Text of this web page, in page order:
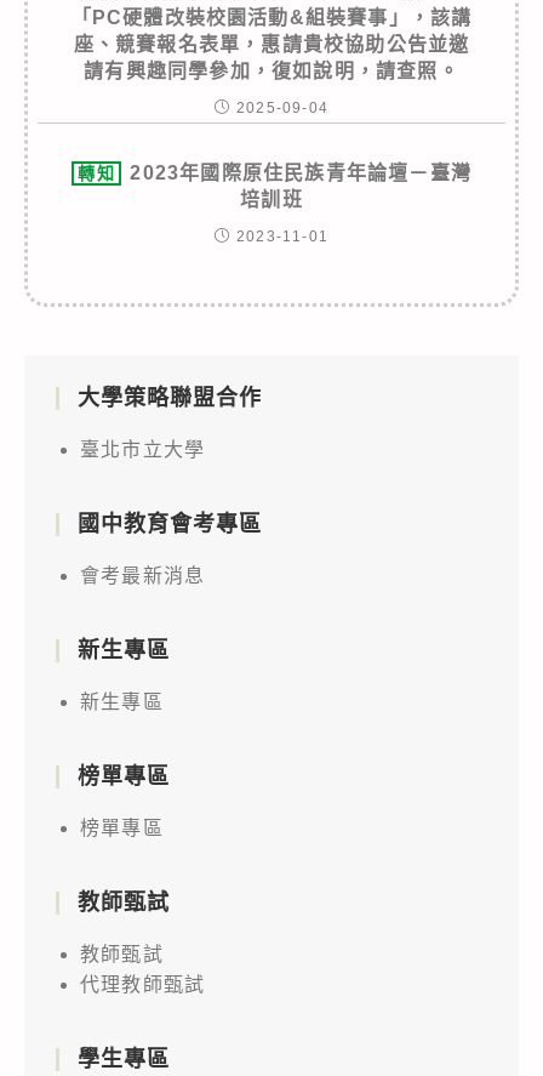
「PC硬體改裝校園活動&組裝賽事」，該講
座、競賽報名表單，惠請貴校協助公告並邀
請有興趣同學參加，復如說明，請查照。
2025-09-04
轉知
2023年國際原住民族青年論壇－臺灣
培訓班
2023-11-01
大學策略聯盟合作
臺北市立大學
國中教育會考專區
會考最新消息
新生專區
新生專區
榜單專區
榜單專區
教師甄試
教師甄試
代理教師甄試
學生專區